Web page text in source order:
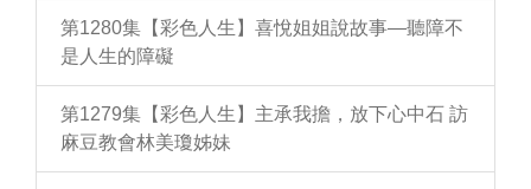
第1280集【彩色人生】喜悅姐姐說故事—聽障不
是人生的障礙
第1279集【彩色人生】主承我擔，放下心中石 訪
麻豆教會林美瓊姊妹